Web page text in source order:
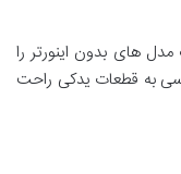
های بدون اینورتر را
به قطعات یدکی راحت